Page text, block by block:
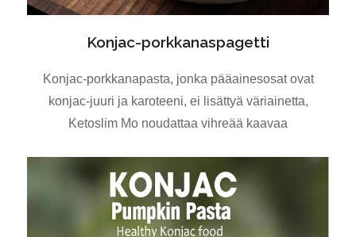
Konjac-porkkanaspagetti
Konjac-porkkanapasta, jonka pääainesosat ovat
konjac-juuri ja karoteeni, ei lisättyä väriainetta,
Ketoslim Mo noudattaa vihreää kaavaa